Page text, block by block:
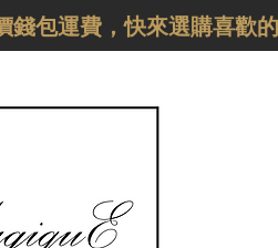
包運費，快來選購喜歡的